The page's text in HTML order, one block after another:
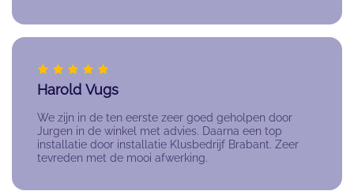
Harold Vugs
We zijn in de ten eerste zeer goed geholpen door
Jurgen in de winkel met advies. Daarna een top
installatie door installatie Klusbedrijf Brabant. Zeer
tevreden met de mooi afwerking.